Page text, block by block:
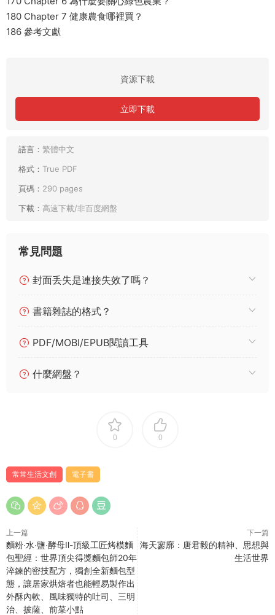
180 Chapter 7 健康農食哪裡買？
186 參考文獻
資源下載
立即下載
語言： 繁體中文
格式： True PDF
頁碼： 290 pages
下載： 高速下載/非百度網盤
常見問題
封面丢失是連接失效了嗎？
書籍雜誌的格式？
PDF/MOBI/EPUB閱讀工具
什麼網盤？
0 0
常常生活文創 電子書
上一篇
麵粉‧水‧鹽‧酵母Ⅱ-頂級工匠烤模麵
包聖經：世界頂尖得獎麵包師20年
淬鍊的密技配方，獨創全新麵包型
態，讓居家烘焙者也能輕易製作出
外酥內軟、風味獨特的吐司、三明
治、披薩、前菜小點
下一篇
海天寥廓：唐君毅的精神、思想與
生活世界